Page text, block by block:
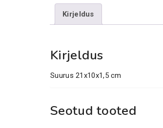
Kirjeldus
Kirjeldus
Suurus 21x10x1,5 cm
Seotud tooted